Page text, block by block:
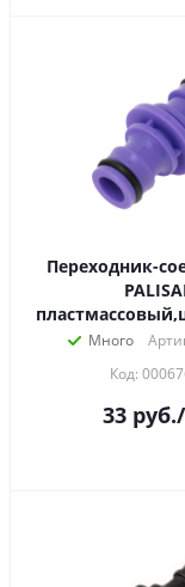
Переходник-
Много
Код:
33руб.